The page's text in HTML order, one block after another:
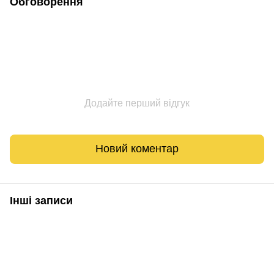
Додайте перший відгук
Новий коментар
Інші записи